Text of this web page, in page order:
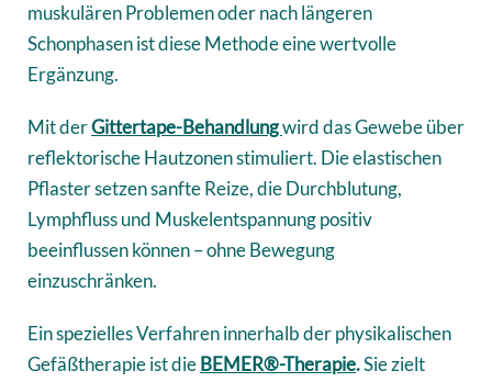
muskulären Problemen oder nach längeren
Schonphasen ist diese Methode eine wertvolle
Ergänzung.
Mit derGittertape-Behandlungwird das Gewebe über
reflektorische Hautzonen stimuliert. Die elastischen
Pflaster setzen sanfte Reize, die Durchblutung,
Lymphfluss und Muskelentspannung positiv
beeinflussen können – ohne Bewegung
einzuschränken.
Ein spezielles Verfahren innerhalb der physikalischen
Gefäßtherapie ist dieBEMER®-Therapie.Sie zielt